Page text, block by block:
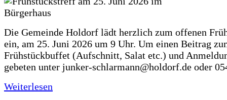
Die Gemeinde Holdorf lädt herzlich zum offenen
ein, am 25. Juni 2026 um 9 Uhr. Um einen Beitrag
Frühstückbuffet (Aufschnitt, Salat etc.) und
gebeten unter junker-schlarmann@holdorf.de oder
Weiterlesen